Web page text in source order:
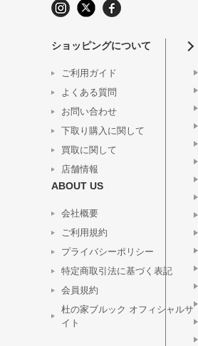
ショッピングについて
ご利用ガイド
よくある質問
お問い合わせ
下取り購入に関して
買取に関して
店舗情報
ABOUT US
会社概要
ご利用規約
プライバシーポリシー
特定商取引法に基づく表記
会員規約
杜の家ブルック オフィシャルサ
イト